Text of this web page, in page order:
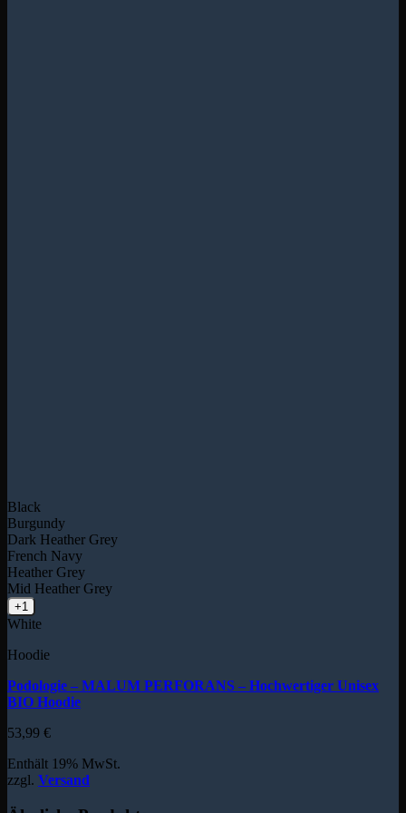
Black
Burgundy
Dark Heather Grey
French Navy
Heather Grey
Mid Heather Grey
+1
White
Hoodie
Podologie – MALUM PERFORANS – Hochwertiger Unisex
BIO Hoodie
53,99 €
Enthält 19% MwSt.
zzgl. Versand